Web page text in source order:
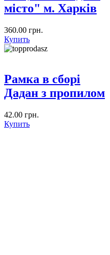
місто" м. Харків
360.00 грн.
Купить
Рамка в сборі
Дадан з пропилом
42.00 грн.
Купить